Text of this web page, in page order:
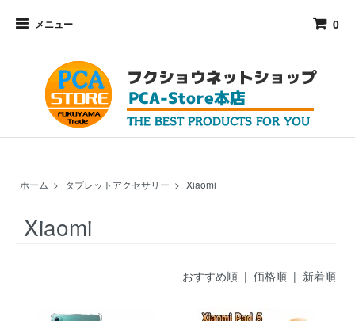
メニュー 0
ホーム > タブレットアクセサリー > Xiaomi
Xiaomi
おすすめ順| 価格順 | 新着順